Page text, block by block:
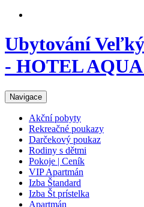
Ubytování
- HOTEL
Navigace
Akční pobyty
Rekreačné poukazy
Darčekový poukaz
Rodiny s dětmi
Pokoje | Ceník
VIP Apartmán
Izba Štandard
Izba Št prístelka
Apartmán